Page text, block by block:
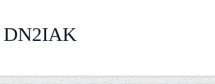
DN2IAK